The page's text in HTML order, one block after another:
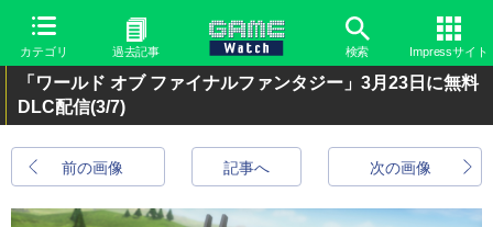
カテゴリ 過去記事 検索 Impressサイト
「ワールド オブ ファイナルファンタジー」3月23日に無料
DLC配信(3/7)
前の画像 次の画像
記事へ